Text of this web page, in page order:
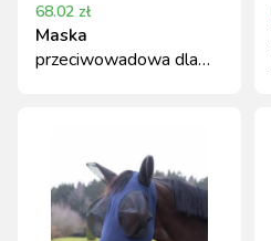
68.02 zł
Maska
przeciwowadowa dla